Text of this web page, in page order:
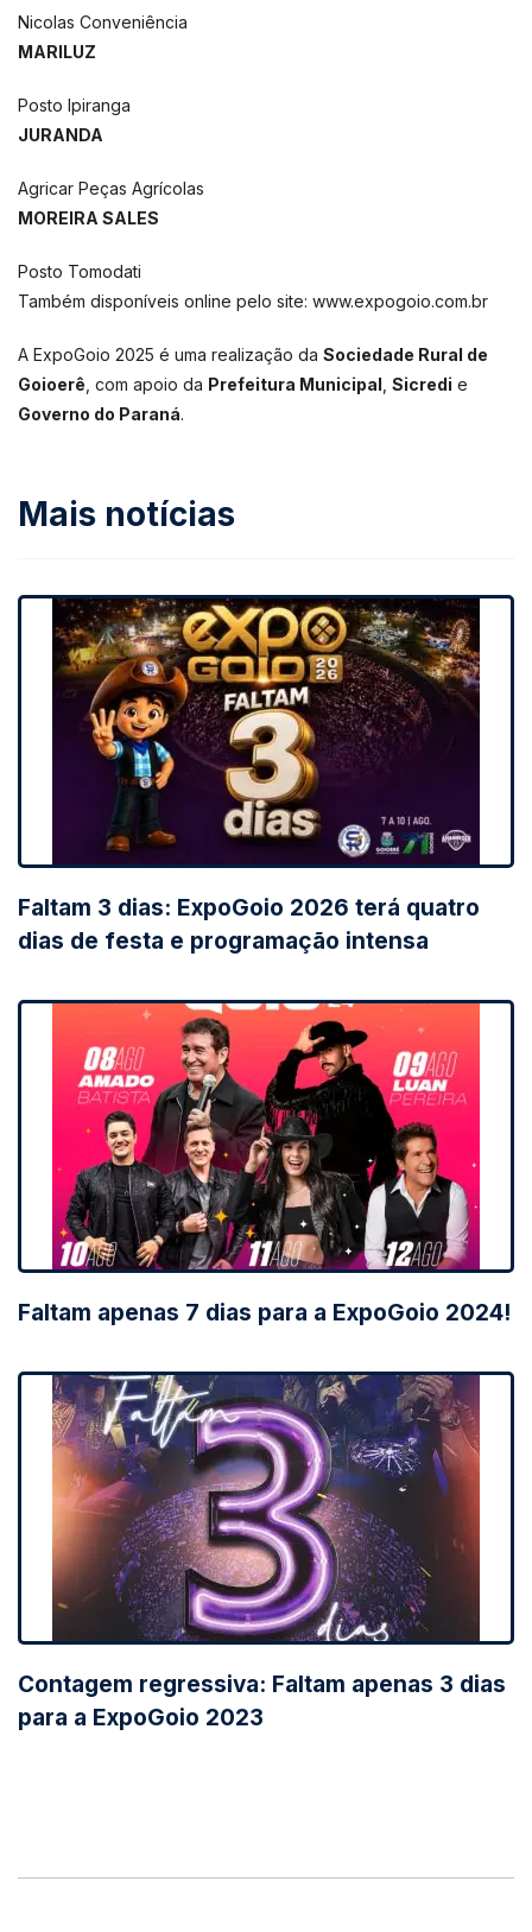
Nicolas Conveniência
MARILUZ
Posto Ipiranga
JURANDA
Agricar Peças Agrícolas
MOREIRA SALES
Posto Tomodati
Também disponíveis online pelo site: www.expogoio.com.br
A ExpoGoio 2025 é uma realização da Sociedade Rural de
Goioerê , com apoio da Prefeitura Municipal Sicredi e
Governo do Paraná.
Mais notícias
Faltam 3 dias: ExpoGoio 2026 terá quatro
dias de festa e programação intensa
Faltam apenas 7 dias para a ExpoGoio 2024!
Contagem regressiva: Faltam apenas 3 dias
para a ExpoGoio 2023